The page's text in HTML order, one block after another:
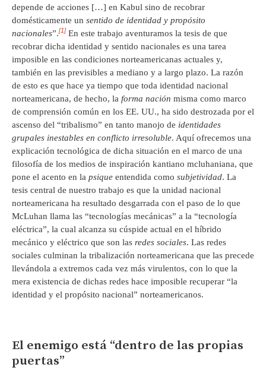
depende de acciones […] en Kabul sino de recobrar
domésticamente un sentido de identidad y propósito
nacionales”.[1] En este trabajo aventuramos la tesis de que
recobrar dicha identidad y sentido nacionales es una tarea
imposible en las condiciones norteamericanas actuales y,
también en las previsibles a mediano y a largo plazo. La razón
de esto es que hace ya tiempo que toda identidad nacional
norteamericana, de hecho, la forma nación misma como marco
de comprensión común en los EE. UU., ha sido destrozada por el
ascenso del “tribalismo” en tanto manojo de identidades
grupales inestables en conflicto irresoluble. Aquí ofrecemos una
explicación tecnológica de dicha situación en el marco de una
filosofía de los medios de inspiración kantiano mcluhaniana, que
pone el acento en la psique entendida como subjetividad. La
tesis central de nuestro trabajo es que la unidad nacional
norteamericana ha resultado desgarrada con el paso de lo que
McLuhan llama las “tecnologías mecánicas” a la “tecnología
eléctrica”, la cual alcanza su cúspide actual en el híbrido
mecánico y eléctrico que son las redes sociales. Las redes
sociales culminan la tribalización norteamericana que las precede
llevándola a extremos cada vez más virulentos, con lo que la
mera existencia de dichas redes hace imposible recuperar “la
identidad y el propósito nacional” norteamericanos.
El enemigo está “dentro de las propias
puertas”